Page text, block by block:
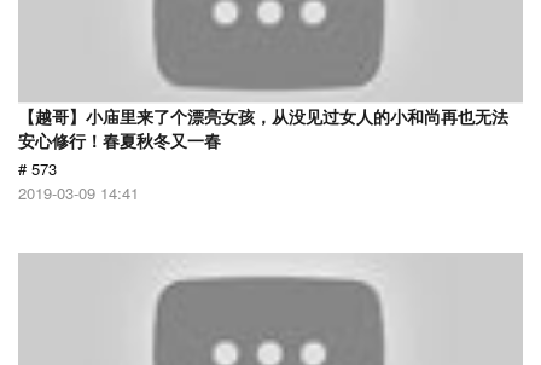
【越哥】小庙里来了个漂亮女孩，从没见过女人的小和尚再也无法
安心修行！春夏秋冬又一春
# 573
2019-03-09 14:41